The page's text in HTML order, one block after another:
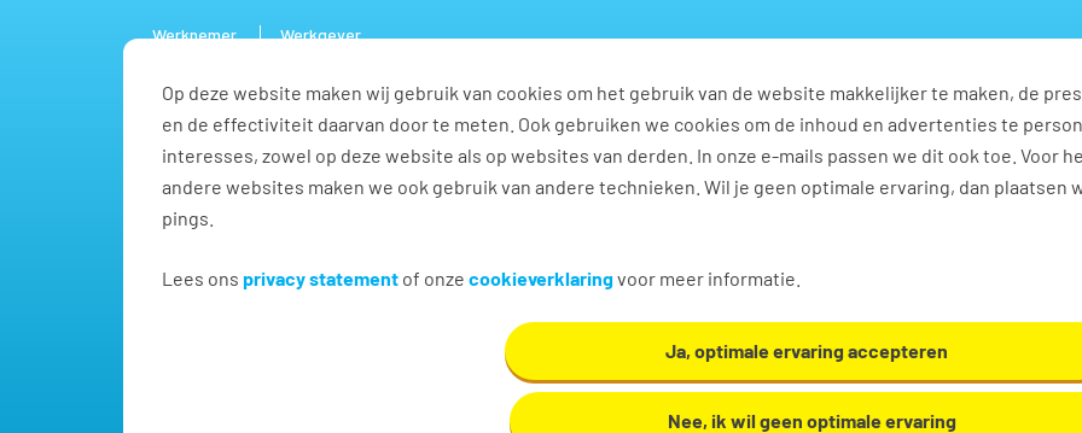
Op deze website maken wij gebruik van cookies om het gebruik van de website makkelijker te maken, de
en de effectiviteit daarvan door te meten. Ook gebruiken we cookies om de inhoud en advertenties te
interesses, zowel op deze website als op websites van derden. In onze e-mails passen we dit ook toe. Voor
andere websites maken we ook gebruik van andere technieken. Wil je geen optimale ervaring, dan plaatsen
pings.
Lees ons privacy statement of onze cookieverklaringvoor meer informatie.
Ja, optimale ervaring accepteren
Nee, ik wil geen optimale ervaring
Werknemer Werkgever
Vacatures Ontwikkel jezelf Werkplezier Contact